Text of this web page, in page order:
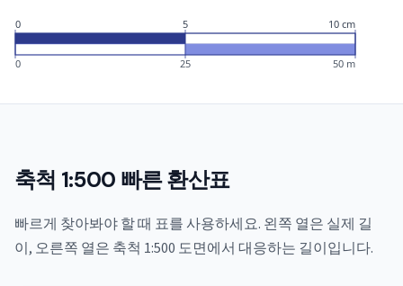
0
0
5
25
10 cm
50 m
축척 1:500 빠른 환산표
빠르게 찾아봐야 할 때 표를 사용하세요. 왼쪽 열은 실제 길
이, 오른쪽 열은 축척 1:500 도면에서 대응하는 길이입니다.